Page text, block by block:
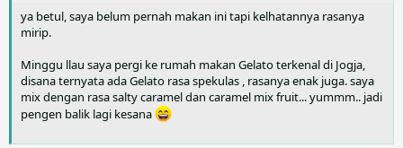
ya betul, saya belum pernah makan ini tapi kelhatannya rasanya
mirip.
Minggu llau saya pergi ke rumah makan Gelato terkenal di Jogja,
disana ternyata ada Gelato rasa spekulas , rasanya enak juga. saya
mix dengan rasa salty caramel dan caramel mix fruit... yummm.. jadi
pengen balik lagi kesana